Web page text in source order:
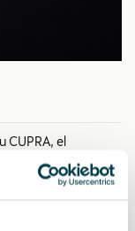
CUPRA, el
de conducción